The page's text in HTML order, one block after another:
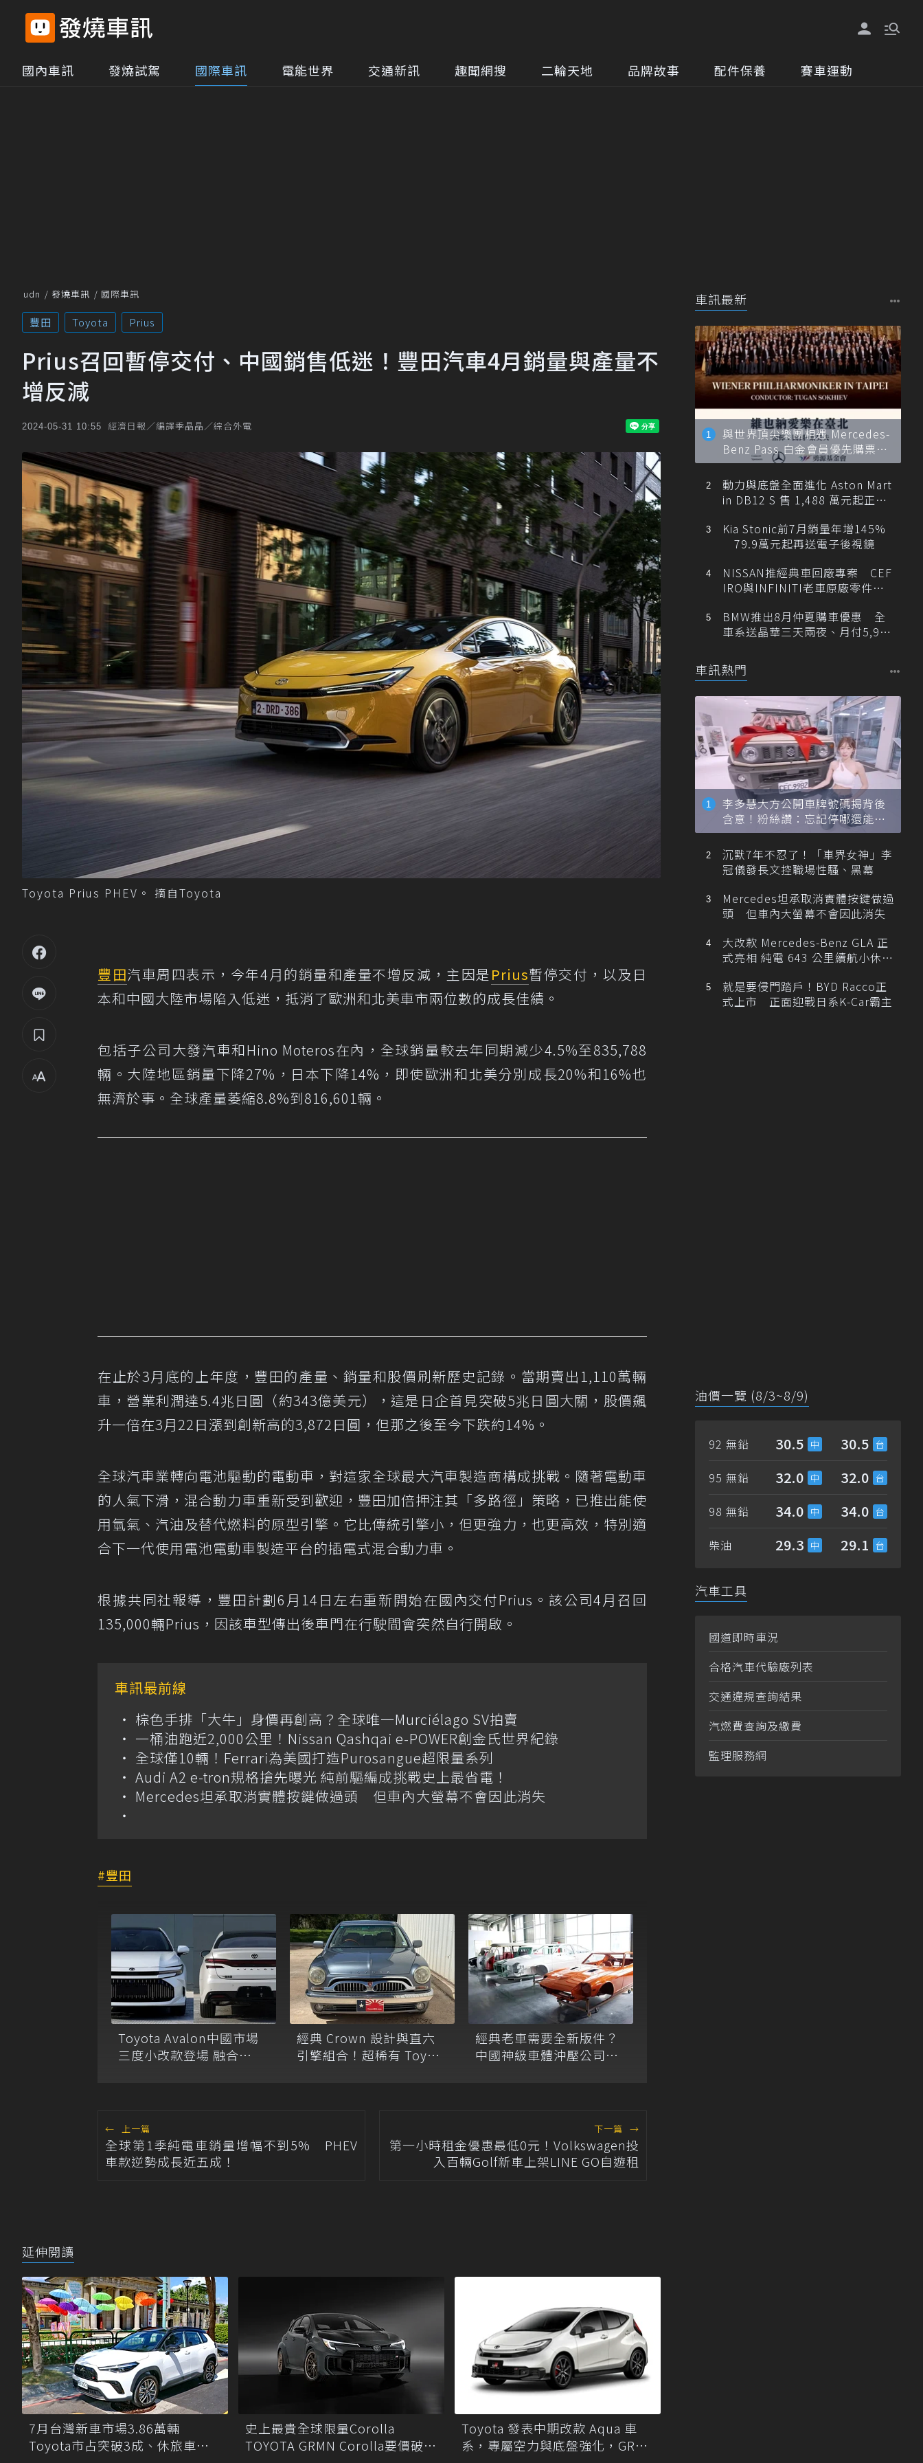
國內車訊 發燒試駕 國際車訊 電能世界 交通新訊 趣聞網搜 二輪天地 品牌故事 配件保養 賽車運動
udn 發燒車訊 國際車訊
豐田 Toyota Prius
Prius召回暫停交付、中國銷售低迷！豐田汽車4月銷量與產量不
增反減
2024-05-31 10:55 經濟日報／編譯季晶晶／綜合外電
Toyota Prius PHEV。 摘自Toyota
豐田汽車周四表示，今年4月的銷量和產量不增反減，主因是Prius暫停交付，以及日
本和中國大陸市場陷入低迷，抵消了歐洲和北美車市兩位數的成長佳績。
包括子公司大發汽車和Hino Moteros在內，全球銷量較去年同期減少4.5%至835,788
輛。大陸地區銷量下降27%，日本下降14%，即使歐洲和北美分別成長20%和16%也
無濟於事。全球產量萎縮8.8%到816,601輛。
在止於3月底的上年度，豐田的產量、銷量和股價刷新歷史記錄。當期賣出1,110萬輛
車，營業利潤達5.4兆日圓（約343億美元），這是日企首見突破5兆日圓大關，股價飆
升一倍在3月22日漲到創新高的3,872日圓，但那之後至今下跌約14%。
全球汽車業轉向電池驅動的電動車，對這家全球最大汽車製造商構成挑戰。隨著電動車
的人氣下滑，混合動力車重新受到歡迎，豐田加倍押注其「多路徑」策略，已推出能使
用氫氣、汽油及替代燃料的原型引擎。它比傳統引擎小，但更強力，也更高效，特別適
合下一代使用電池電動車製造平台的插電式混合動力車。
根據共同社報導，豐田計劃6月14日左右重新開始在國內交付Prius。該公司4月召回
135,000輛Prius，因該車型傳出後車門在行駛間會突然自行開啟。
車訊最前線
棕色手排「大牛」身價再創高？全球唯一Murciélago SV拍賣
一桶油跑近2,000公里！Nissan Qashqai e-POWER創金氏世界紀錄
全球僅10輛！Ferrari為美國打造Purosangue超限量系列
Audi A2 e-tron規格搶先曝光 純前驅編成挑戰史上最省電！
Mercedes坦承取消實體按鍵做過頭 但車內大螢幕不會因此消失
豐田
Toyota Avalon中國市場
三度小改款登場 融合
經典 Crown 設計與直六
引擎組合！超稀有 Toyota
經典老車需要全新版件？
中國神級車體沖壓公司曝
← 上一篇
全球第1季純電車銷量增幅不到5% PHEV
車款逆勢成長近五成！
下一篇 →
第一小時租金優惠最低0元！Volkswagen投
入百輛Golf新車上架LINE GO自遊租
延伸閱讀
7月台灣新車市場3.86萬輛
Toyota市占突破3成、休旅車包
史上最貴全球限量Corolla
TOYOTA GRMN Corolla要價破兩
Toyota 發表中期改款 Aqua 車
系，專屬空力與底盤強化，GR
車訊最新
與世界頂尖樂團相遇 Mercedes-
Benz Pass 白金會員優先購票維
也納愛樂
動力與底盤全面進化 Aston Mart
in DB12 S 售 1,488 萬元起正式
Kia Stonic前7月銷量年增145%
79.9萬元起再送電子後視鏡
NISSAN推經典車回廠專案 CEF
IRO與INFINITI老車原廠零件最
BMW推出8月仲夏購車優惠 全
車系送晶華三天兩夜、月付5,900
車訊熱門
李多慧大方公開車牌號碼揭背後
含意！粉絲讚：忘記停哪還能幫
忙找車
沉默7年不忍了！「車界女神」李
冠儀發長文控職場性騷、黑幕
Mercedes坦承取消實體按鍵做過
頭 但車內大螢幕不會因此消失
大改款 Mercedes-Benz GLA 正
式亮相 純電 643 公里續航小休
就是要侵門踏戶！BYD Racco正
式上市 正面迎戰日系K-Car霸主
油價一覽 (8/3~8/9)
92 無鉛 30.5 30.5
95 無鉛 32.0 32.0
98 無鉛 34.0 34.0
柴油 29.3 29.1
汽車工具
國道即時車況
合格汽車代驗廠列表
交通違規查詢結果
汽燃費查詢及繳費
監理服務網